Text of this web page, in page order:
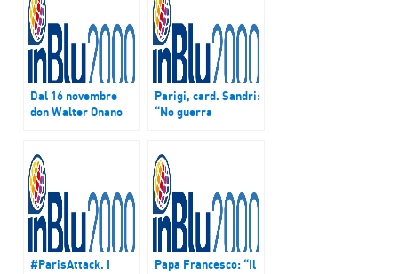
Dal 16 novembre
don Walter Onano
quotidiana sul
Vangelo
Parigi, card. Sandri:
“No guerra
#ParisAttack. I
Papa Francesco: “Il